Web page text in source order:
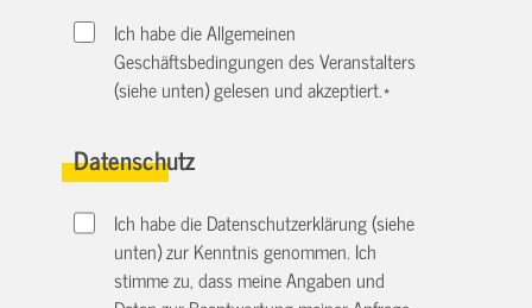
Ich habe die Allgemeinen
Geschäftsbedingungen des Veranstalters
(siehe unten) gelesen und akzeptiert.*
Datenschutz
Ich habe die Datenschutzerklärung (siehe
unten) zur Kenntnis genommen. Ich
stimme zu, dass meine Angaben und